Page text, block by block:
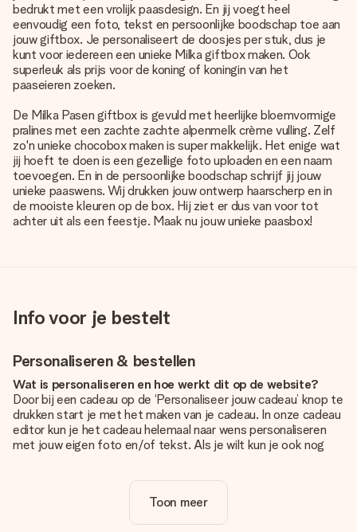
bedrukt met een vrolijk paasdesign. En jij voegt heel
eenvoudig een foto, tekst en persoonlijke boodschap toe aan
jouw giftbox. Je personaliseert de doosjes per stuk, dus je
kunt voor iedereen een unieke Milka giftbox maken. Ook
superleuk als prijs voor de koning of koningin van het
paaseieren zoeken.
De Milka Pasen giftbox is gevuld met heerlijke bloemvormige
pralines met een zachte zachte alpenmelk crème vulling. Zelf
zo'n unieke chocobox maken is super makkelijk. Het enige wat
jij hoeft te doen is een gezellige foto uploaden en een naam
toevoegen. En in de persoonlijke boodschap schrijf jij jouw
unieke paaswens. Wij drukken jouw ontwerp haarscherp en in
de mooiste kleuren op de box. Hij ziet er dus van voor tot
achter uit als een feestje. Maak nu jouw unieke paasbox!
Info voor je bestelt
Personaliseren & bestellen
Wat is personaliseren en hoe werkt dit op de website?
Door bij een cadeau op de ‘Personaliseer jouw cadeau’ knop te
drukken start je met het maken van je cadeau. In onze cadeau
editor kun je het cadeau helemaal naar wens personaliseren
met jouw eigen foto en/of tekst. Als je wilt kun je ook nog
Is personalisatie in de prijs inbegrepen?
De prijs die op de website wordt getoond is inclusief de
Toon meer